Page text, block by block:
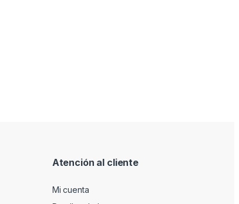
Atención al cliente
Mi cuenta